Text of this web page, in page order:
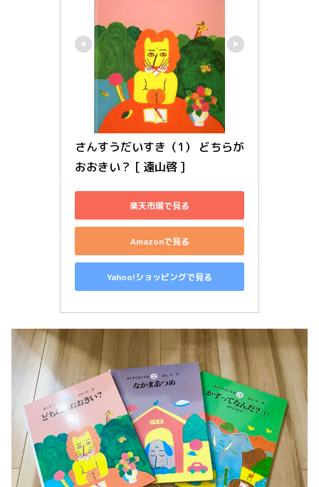
さんすうだいすき（1） どちらが
おおきい？ [ 遠山啓 ]
楽天市場で見る
Amazonで見る
Yahoo!ショッピングで見る